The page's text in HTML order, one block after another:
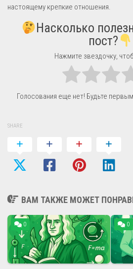
настоящему крепкие отношения.
Насколько
пост?
Нажмите звездочку,
Голосования еще нет! Будьте
SHARE
ВАМ ТАКЖЕ МОЖЕТ
0 0